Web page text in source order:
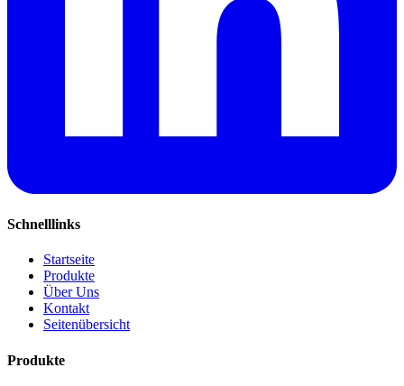
Schnelllinks
Startseite
Produkte
Über Uns
Kontakt
Seitenübersicht
Produkte